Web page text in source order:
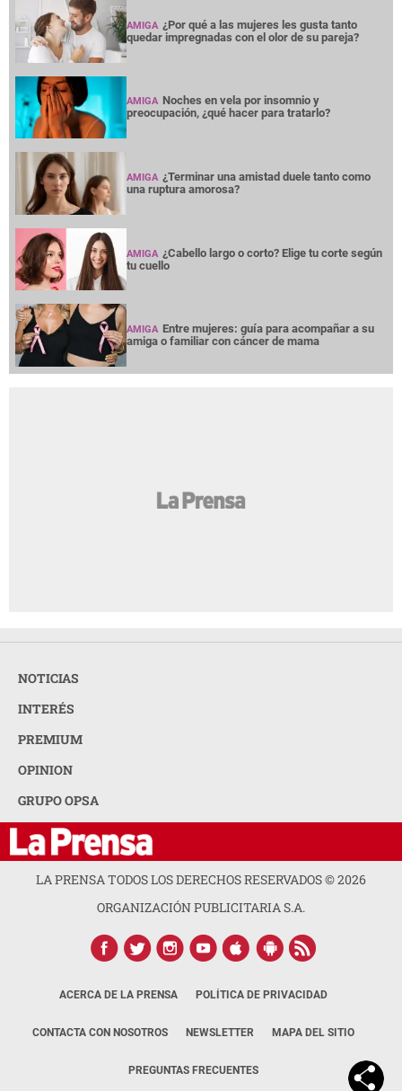
AMIGA ¿Por qué a las mujeres les gusta tanto
quedar impregnadas con el olor de su pareja?
AMIGA Noches en vela por insomnio y
preocupación, ¿qué hacer para tratarlo?
AMIGA ¿Terminar una amistad duele tanto como
una ruptura amorosa?
AMIGA ¿Cabello largo o corto? Elige tu corte según
tu cuello
AMIGA Entre mujeres: guía para acompañar a su
amiga o familiar con cáncer de mama
NOTICIAS
INTERÉS
PREMIUM
OPINION
GRUPO OPSA
LA PRENSA TODOS LOS DERECHOS RESERVADOS ©2026
ORGANIZACIÓN PUBLICITARIA S.A.
ACERCA DE LA PRENSA POLÍTICA DE PRIVACIDAD
CONTACTA CON NOSOTROS NEWSLETTER MAPA DEL SITIO
PREGUNTAS FRECUENTES